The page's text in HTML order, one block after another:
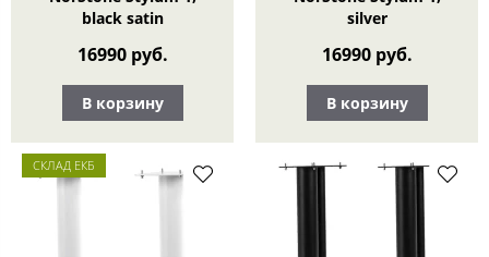
black satin
16990 руб.
В корзину
silver
16990 руб.
В корзину
СКЛАД ЕКБ